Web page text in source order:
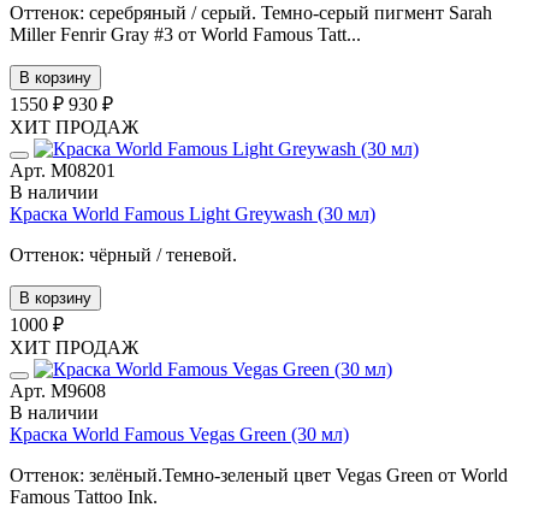
Оттенок: серебряный / серый. Темно-серый пигмент Sarah
Miller Fenrir Gray #3 от World Famous Tatt...
В корзину
1550 ₽ 930 ₽
ХИТ ПРОДАЖ
Арт. М08201
В наличии
Краска World Famous Light Greywash (30 мл)
Оттенок: чёрный / теневой.
В корзину
1000 ₽
ХИТ ПРОДАЖ
Арт. М9608
В наличии
Краска World Famous Vegas Green (30 мл)
Оттенок: зелёный.Темно-зеленый цвет Vegas Green от World
Famous Tattoo Ink.